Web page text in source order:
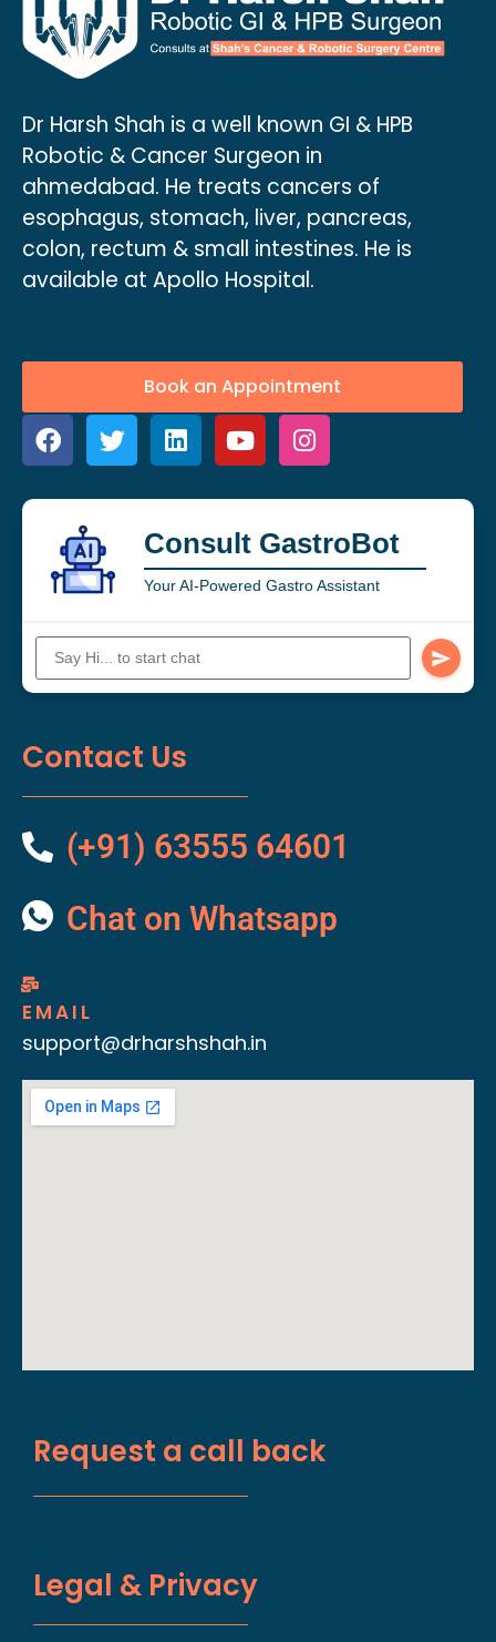
Dr Harsh Shah is a well known GI & HPB
Robotic & Cancer Surgeon in
ahmedabad. He treats cancers of
esophagus, stomach, liver, pancreas,
colon, rectum & small intestines. He is
available at Apollo Hospital.
Book an Appointment
Consult GastroBot
Your AI-Powered Gastro Assistant
Contact Us
(+91) 63555 64601
Chat on Whatsapp
EMAIL
support@drharshshah.in
Request a call back
Legal & Privacy